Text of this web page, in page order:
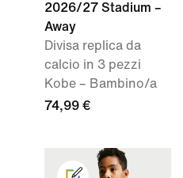
2026/27 Stadium –
Away
Divisa replica da
calcio in 3 pezzi
Kobe – Bambino/a
74,99 €